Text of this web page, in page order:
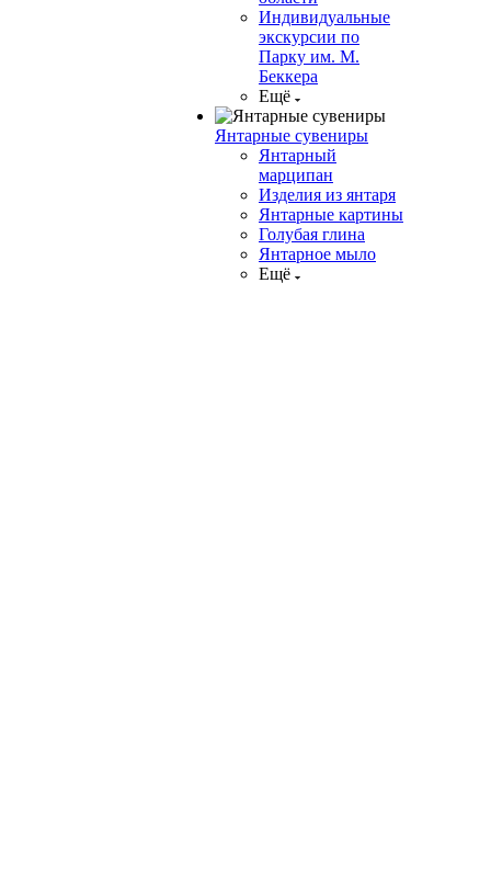
Индивидуальные
экскурсии по
Парку им. М.
Беккера
Ещё
Янтарные сувениры
Янтарный
марципан
Изделия из янтаря
Янтарные картины
Голубая глина
Янтарное мыло
Ещё